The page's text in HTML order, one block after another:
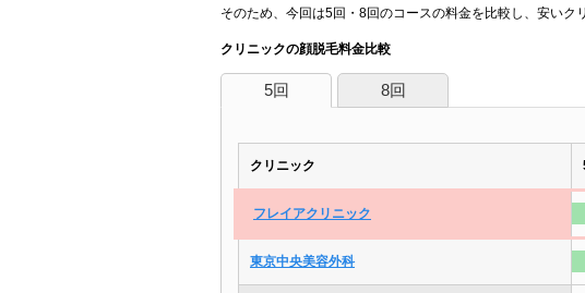
そのため、今回は5回・8回のコースの料金を比較し、安いク
クリニックの顔脱毛料金比較
5回 8回
クリニック
フレイアクリニック
東京中央美容外科